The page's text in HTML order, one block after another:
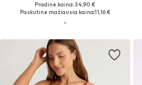
Pradinė kaina: 34,90 €
Paskutinė mažiausia kaina:11,16 €